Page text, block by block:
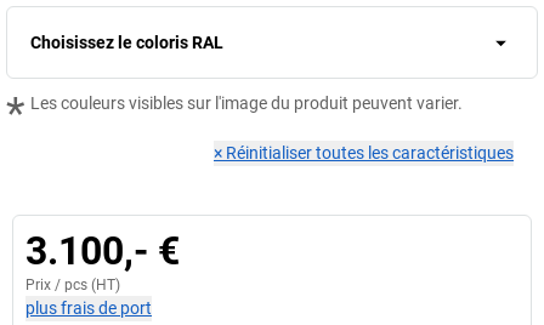
Choisissez le coloris RAL
* Les couleurs visibles sur l'image du produit peuvent varier.
× Réinitialiser toutes les caractéristiques
3.100,- €
Prix / pcs (HT)
plus frais de port